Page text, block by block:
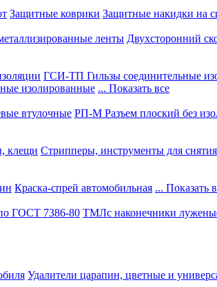
Защитные коврики Защитные накидки на
ленты Двухсторонний
ГСИ-ТП Гильзы соединительные
изолированные ... Показать все
втулочные РП-М Разъем плоский без
клещи Стрипперы, инструменты для
Краска-спрей автомобильная ... Показать
ГОСТ 7386-80 ТМЛс наконечники
Удалители царапин, цветные и